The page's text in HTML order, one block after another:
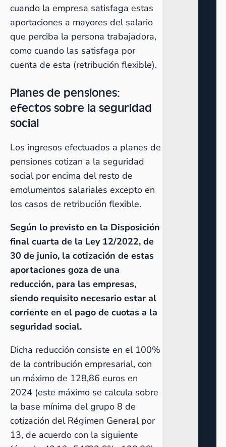
cuando la empresa satisfaga estas
aportaciones a mayores del salario
que perciba la persona trabajadora,
como cuando las satisfaga por
cuenta de esta (retribución flexible).
Planes de pensiones:
efectos sobre la seguridad
social
Los ingresos efectuados a planes de
pensiones cotizan a la seguridad
social por encima del resto de
emolumentos salariales excepto en
los casos de retribución flexible.
Según lo previsto en la Disposición
final cuarta de la Ley 12/2022, de
30 de junio, la cotización de estas
aportaciones goza de una
reducción, para las empresas,
siendo requisito necesario estar al
corriente en el pago de cuotas a la
seguridad social.
Dicha reducción consiste en el 100%
de la contribución empresarial, con
un máximo de 128,86 euros en
2024 (este máximo se calcula sobre
la base mínima del grupo 8 de
cotización del Régimen General por
13, de acuerdo con la siguiente